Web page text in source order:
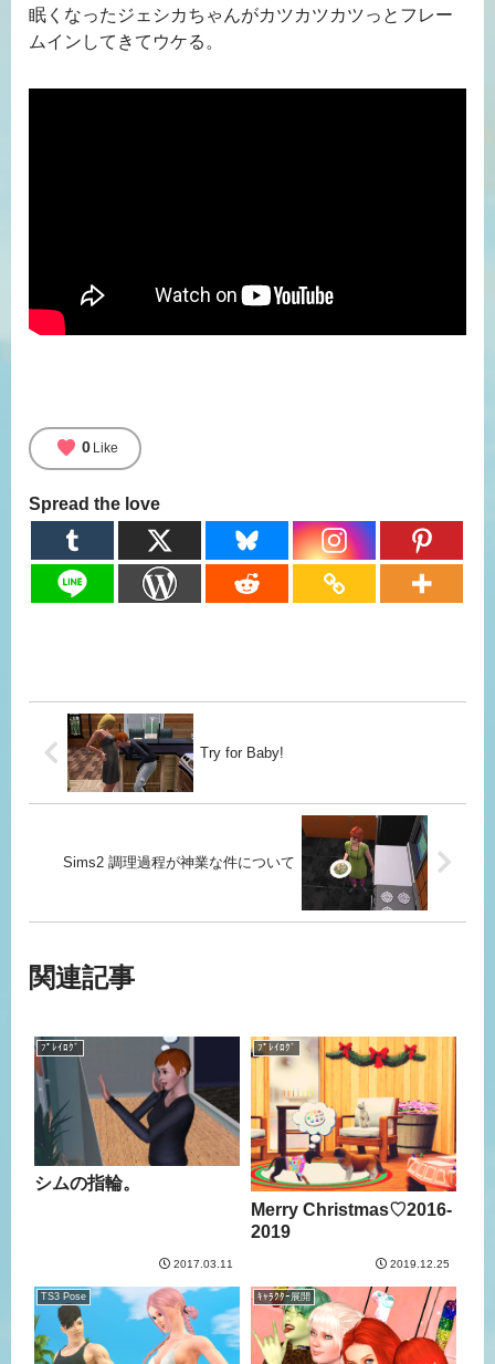
眠くなったジェシカちゃんがカツカツカツっとフレー
ムインしてきてウケる。
favorite 0 Like
Spread the love
Try for Baby!
Sims2 調理過程が神業な件について
関連記事
ﾌﾟﾚｲﾛｸﾞ
シムの指輪。
2017.03.11
ﾌﾟﾚｲﾛｸﾞ
Merry Christmas♡2016-
2019
2019.12.25
TS3 Pose ｷｬﾗｸﾀｰ展開